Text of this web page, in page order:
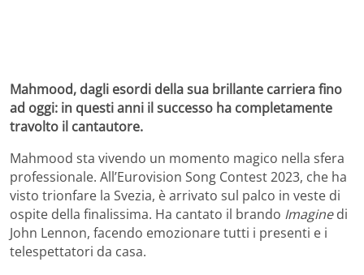
Mahmood, dagli esordi della sua brillante carriera fino
ad oggi: in questi anni il successo ha completamente
travolto il cantautore.
Mahmood sta vivendo un momento magico nella sfera
professionale. All’Eurovision Song Contest 2023, che ha
visto trionfare la Svezia, è arrivato sul palco in veste di
ospite della finalissima. Ha cantato il brando Imaginedi
John Lennon, facendo emozionare tutti i presenti e i
telespettatori da casa.